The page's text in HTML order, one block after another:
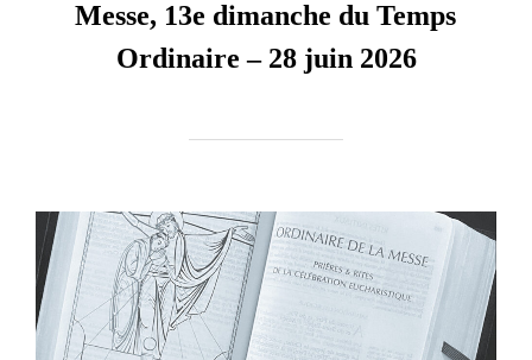
Messe, 13e dimanche du Temps
Ordinaire – 28 juin 2026